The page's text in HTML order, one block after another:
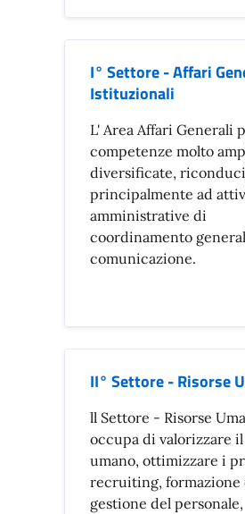
I° Settore - Affari
Istituzionali
L' Area Affari Generali
competenze molto
diversificate,
principalmente ad
amministrative di
coordinamento
comunicazione.
II° Settore - Risorse
ll Settore - Risorse
occupa di valorizzare
umano, ottimizzare i
recruiting, formazione
gestione del personale,